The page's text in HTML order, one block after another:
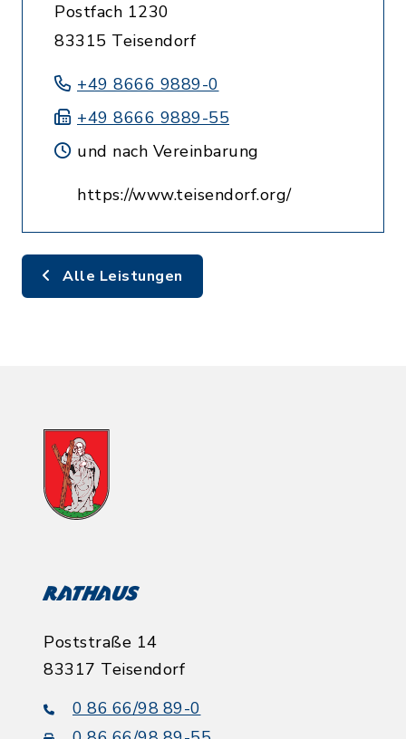
Postfach 1230
83315 Teisendorf
+49 8666 9889-0
+49 8666 9889-55
und nach Vereinbarung
https://www.teisendorf.org/
Alle Leistungen
Rathaus
Poststraße 14
83317 Teisendorf
0 86 66/98 89-0